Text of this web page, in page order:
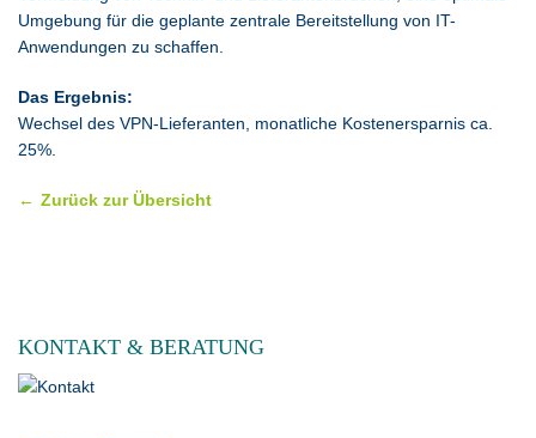
Umgebung für die geplante zentrale Bereitstellung von IT-
Anwendungen zu schaffen.
Das Ergebnis:
Wechsel des VPN-Lieferanten, monatliche Kostenersparnis ca.
25%.
Zurück zur Übersicht
KONTAKT & BERATUNG